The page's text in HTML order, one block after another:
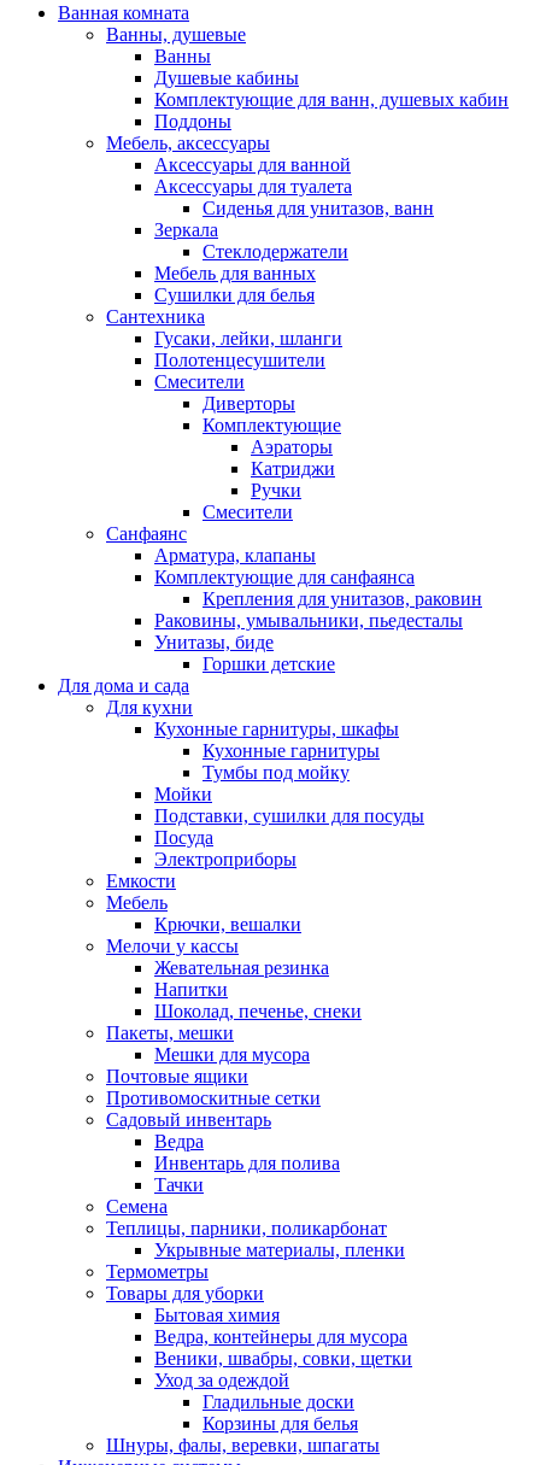
Ванная комната
Ванны, душевые
Ванны
Душевые кабины
Комплектующие для ванн, душевых кабин
Поддоны
Мебель, аксессуары
Аксессуары для ванной
Аксессуары для туалета
Сиденья для унитазов, ванн
Зеркала
Стеклодержатели
Мебель для ванных
Сушилки для белья
Сантехника
Гусаки, лейки, шланги
Полотенцесушители
Смесители
Диверторы
Комплектующие
Аэраторы
Катриджи
Ручки
Смесители
Санфаянс
Арматура, клапаны
Комплектующие для санфаянса
Крепления для унитазов, раковин
Раковины, умывальники, пьедесталы
Унитазы, биде
Горшки детские
Для дома и сада
Для кухни
Кухонные гарнитуры, шкафы
Кухонные гарнитуры
Тумбы под мойку
Мойки
Подставки, сушилки для посуды
Посуда
Электроприборы
Емкости
Мебель
Крючки, вешалки
Мелочи у кассы
Жевательная резинка
Напитки
Шоколад, печенье, снеки
Пакеты, мешки
Мешки для мусора
Почтовые ящики
Противомоскитные сетки
Садовый инвентарь
Ведра
Инвентарь для полива
Тачки
Семена
Теплицы, парники, поликарбонат
Укрывные материалы, пленки
Термометры
Товары для уборки
Бытовая химия
Ведра, контейнеры для мусора
Веники, швабры, совки, щетки
Уход за одеждой
Гладильные доски
Корзины для белья
Шнуры, фалы, веревки, шпагаты